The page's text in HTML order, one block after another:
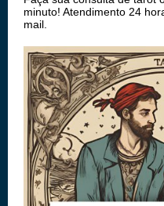
minuto! Atendimento 24
mail.